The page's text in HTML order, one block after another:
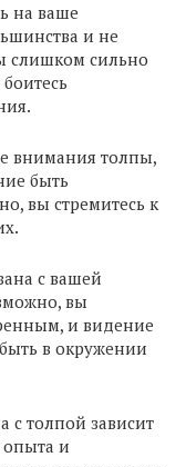
на ваше
и не
слишком сильно
внимания толпы,
быть
вы стремитесь к
с вашей
вы
и видение
в окружении
с толпой зависит
опыта и